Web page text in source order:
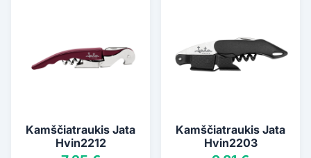
Kamščiatraukis Jata
Hvin2212
Kamščiatraukis Jata
Hvin2203